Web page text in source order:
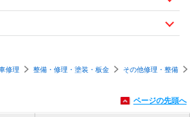
修理 整備・修理・塗装・板金 その他修理・整備
ページの先頭へ